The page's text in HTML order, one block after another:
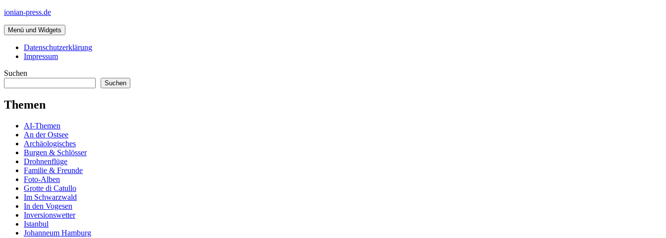
Zum
springen
ionian-press.de
Menü und Widgets
Datenschutzerklärung
Impressum
Suchen
Suchen
Themen
AI-Themen
An der Ostsee
Archäologisches
Burgen & Schlösser
Drohnenflüge
Familie & Freunde
Foto-Alben
Grotte di Catullo
Im Schwarzwald
In den Vogesen
Inversionswetter
Istanbul
Johanneum Hamburg